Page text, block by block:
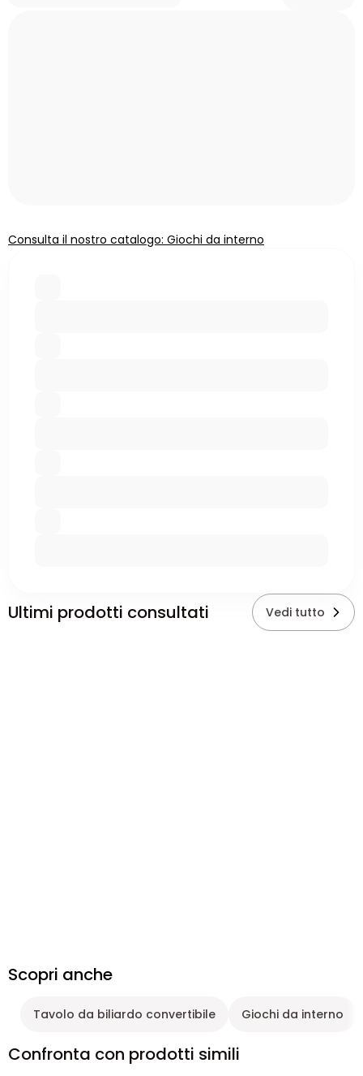
Consulta il nostro catalogo: Giochi da interno
Ultimi prodotti consultati Vedi tutto
Scopri anche
Tavolo da biliardo convertibile Giochi da interno
Confronta con prodotti simili